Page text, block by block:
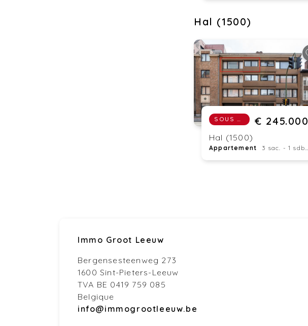
Hal (1500)
SOUS OPTION € 245.000
Hal (1500)
Appartement
Immo Groot Leeuw
Bergensesteenweg 273
1600 Sint-Pieters-Leeuw
TVA BE 0419 759 085
Belgique
info@immogrootleeuw.be